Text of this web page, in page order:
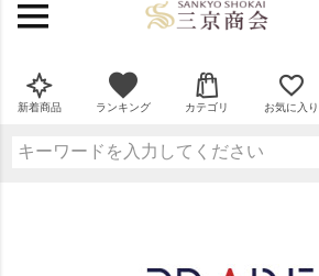
新着商品 ランキング カテゴリ お気に入り